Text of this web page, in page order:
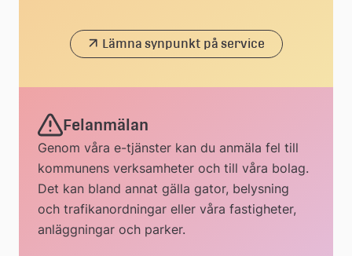
Lämna synpunkt på service
Felanmälan
Genom våra e-tjänster kan du anmäla fel till
kommunens verksamheter och till våra bolag.
Det kan bland annat gälla gator, belysning
och trafikanordningar eller våra fastigheter,
anläggningar och parker.